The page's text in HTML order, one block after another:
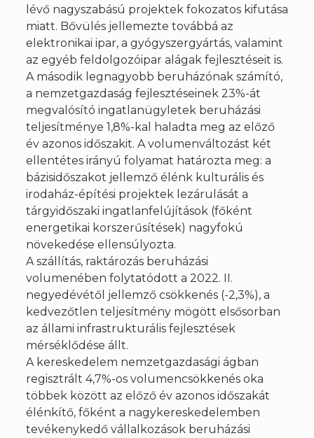
lévő nagyszabású projektek fokozatos kifutása
miatt. Bővülés jellemezte továbbá az
elektronikai ipar, a gyógyszergyártás, valamint
az egyéb feldolgozóipar alágak fejlesztéseit is.
A második legnagyobb beruházónak számító,
a nemzetgazdaság fejlesztéseinek 23%-át
megvalósító ingatlanügyletek beruházási
teljesítménye 1,8%-kal haladta meg az előző
év azonos időszakit. A volumenváltozást két
ellentétes irányú folyamat határozta meg: a
bázisidőszakot jellemző élénk kulturális és
irodaház-építési projektek lezárulását a
tárgyidőszaki ingatlanfelújítások (főként
energetikai korszerűsítések) nagyfokú
növekedése ellensúlyozta.
A szállítás, raktározás beruházási
volumenében folytatódott a 2022. II.
negyedévétől jellemző csökkenés (-2,3%), a
kedvezőtlen teljesítmény mögött elsősorban
az állami infrastrukturális fejlesztések
mérséklődése állt.
A kereskedelem nemzetgazdasági ágban
regisztrált 4,7%-os volumencsökkenés oka
többek között az előző év azonos időszakát
élénkítő, főként a nagykereskedelemben
tevékenykedő vállalkozások beruházási